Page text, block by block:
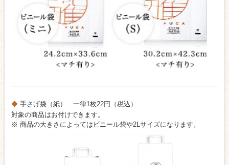
手さげ袋（紙） 一律1枚22円（税込）
対象の商品はお付けできます。
※ 商品の大きさによってはビニール袋や2Lサイズになります。